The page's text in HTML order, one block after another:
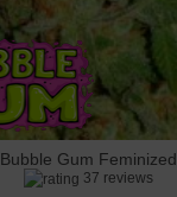
Bubble Gum Feminized
37 reviews